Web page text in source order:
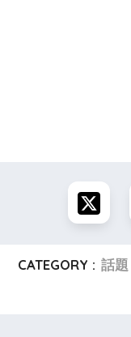
CATEGORY : 話題